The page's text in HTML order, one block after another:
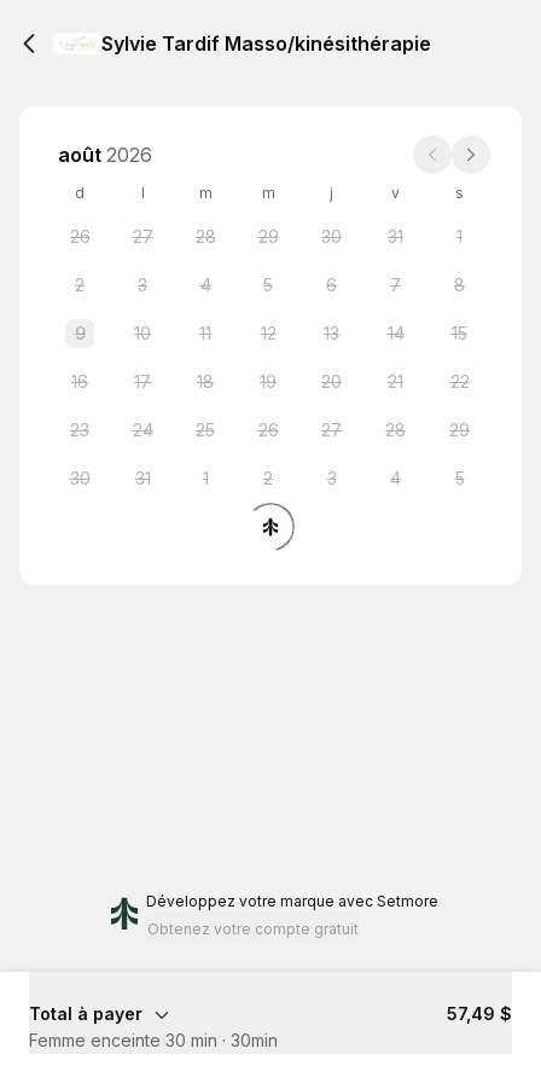
Sylvie Tardif Masso/kinésithérapie
août 2026
d l m m j v s
26 27 28 29 30 31 1
2 3 4 5 6 7 8
9 10 11 12 13 14 15
16 17 18 19 20 21 22
23 24 25 26 27 28 29
30 31 1 2 3 4 5
Développez votre marque avec Setmore
Obtenez votre compte gratuit
Total à payer
57,49 $
Femme enceinte 30 min · 30min